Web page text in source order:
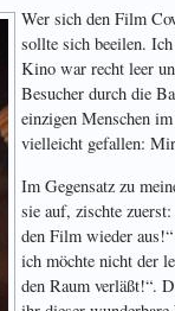
Wer sich den Film
sollte sich beeilen.
Kino war recht leer
Besucher durch die
einzigen Menschen
vielleicht gefallen:
Im Gegensatz zu
sie auf, zischte
den Film wieder
ich möchte nicht der
den Raum verläßt!“.